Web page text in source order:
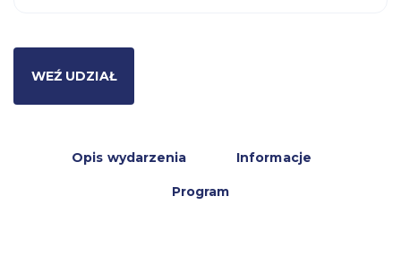
WEŹ UDZIAŁ
Opis wydarzenia Informacje
Program